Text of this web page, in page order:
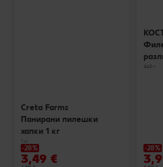
Creta Farms
Панирани пилешки
хапки 1 кг
1 кг
-28%
3,49 €
460 г
-28%